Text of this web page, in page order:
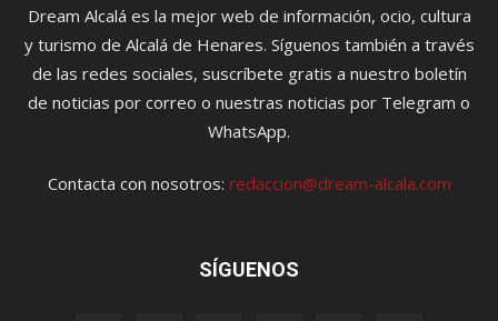
Dream Alcalá es la mejor web de información, ocio, cultura
y turismo de Alcalá de Henares. Síguenos también a través
de las redes sociales, suscríbete gratis a nuestro boletín
de noticias por correo o nuestras noticias por Telegram o
WhatsApp.
Contacta con nosotros: redaccion@dream-alcala.com
SÍGUENOS